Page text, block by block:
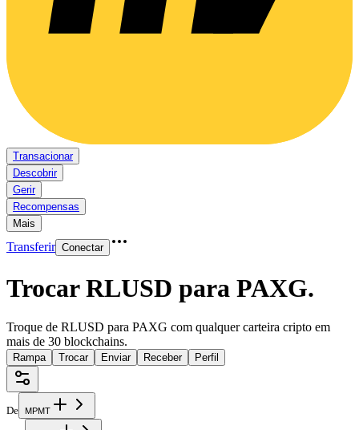
Transacionar
Descobrir
Gerir
Recompensas
Mais
Transferir Conectar
Trocar RLUSD para PAXG.
Troque de RLUSD para PAXG com qualquer carteira cripto em
mais de 30 blockchains.
Rampa Trocar Enviar Receber Perfil
De MPMT